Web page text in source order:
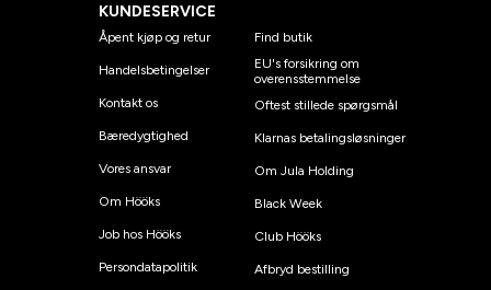
KUNDESERVICE
Åpent kjøp og retur
Handelsbetingelser
Kontakt os
Bæredygtighed
Vores ansvar
Om Hööks
Job hos Hööks
Persondatapolitik
Find butik
EU's forsikring om
overensstemmelse
Oftest stillede spørgsmål
Klarnas betalingsløsninger
Om Jula Holding
Black Week
Club Hööks
Afbryd bestilling